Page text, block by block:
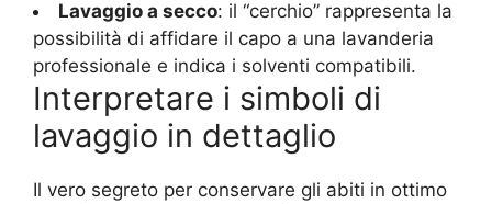
Lavaggio a secco: il “cerchio” rappresenta la
possibilità di affidare il capo a una lavanderia
professionale e indica i solventi compatibili.
Interpretare i simboli di
lavaggio in dettaglio
Il vero segreto per conservare gli abiti in ottimo